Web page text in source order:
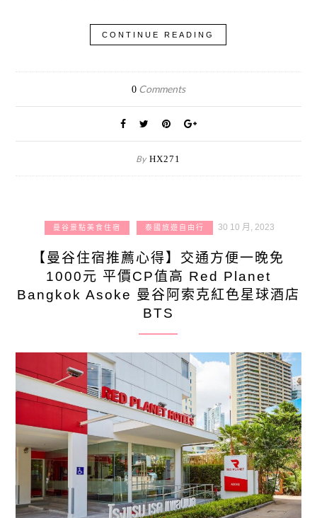
CONTINUE READING
0Comments
By HX271
曼谷景點美食住宿 泰國旅遊自由行 30 10 月, 2023
【曼谷住宿推薦心得】交通方便一晚免
1000元 平價CP值高 Red Planet
Bangkok Asoke 曼谷阿索克紅色星球酒店
BTS